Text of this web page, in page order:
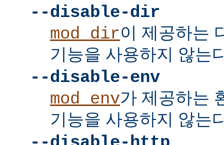
--disable-dir
mod_dir이 제공하는
기능을 사용하지 않는
--disable-env
mod_env가 제공하는
기능을 사용하지 않는